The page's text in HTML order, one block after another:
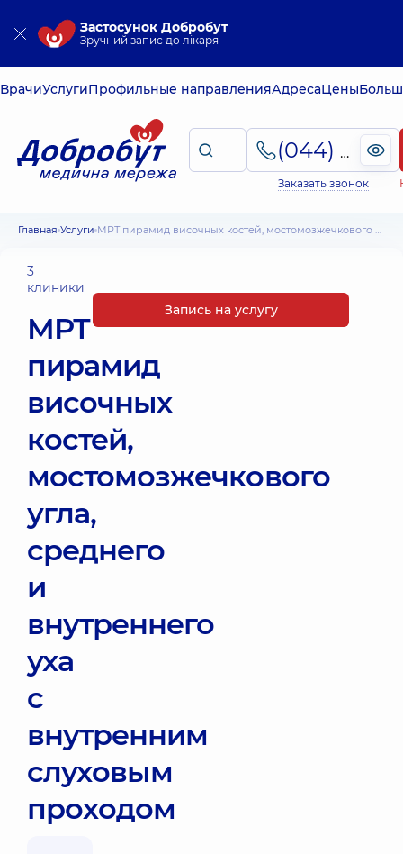
Застосунок Добробут
Зручний запис до лікаря
ВрачиУслугиПрофильные направленияАдресаЦены
(044) 495-2-888
Заказать звонок
Главная Услуги МРТ пирамид височных костей, мостомозжечкового угла, среднего и внутреннего уха с внутренним слуховым проходом
3
клиники
МРТ
пирамид
височных
костей,
мостомозжечкового
угла,
среднего
и
внутреннего
уха
с
внутренним
слуховым
проходом
Запись на услугу